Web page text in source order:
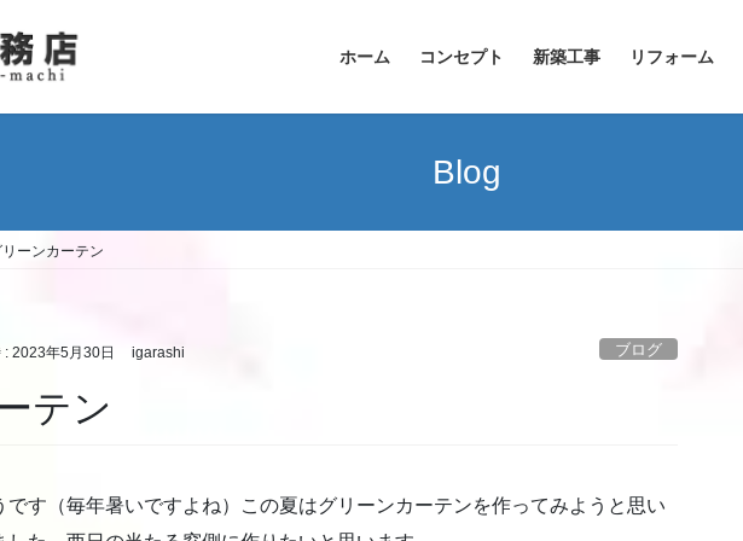
ホーム コンセプト 新築工事 リフォーム
Blog
リーンカーテン
: 2023年5月30日 igarashi ブログ
テン
す（毎年暑いですよね）この夏はグリーンカーテンを作ってみようと思い